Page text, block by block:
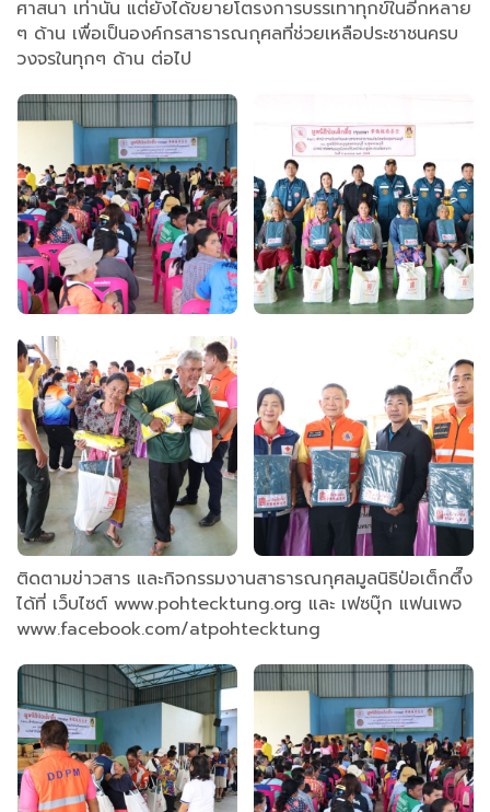
ศาสนา เท่านั้น แต่ยังได้ขยายโตรงการบรรเทาทุกข์ในอีกหลาย
ๆ ด้าน เพื่อเป็นองค์กรสาธารณกุศลที่ช่วยเหลือประชาชนครบ
วงจรในทุกๆ ด้าน ต่อไป
ติดตามข่าวสาร และกิจกรรมงานสาธารณกุศลมูลนิธิป่อเต็กตึ๊ง
ได้ที่ เว็บไซต์ www.pohtecktung.org และ เฟซบุ๊ก แฟนเพจ
www.facebook.com/atpohtecktung